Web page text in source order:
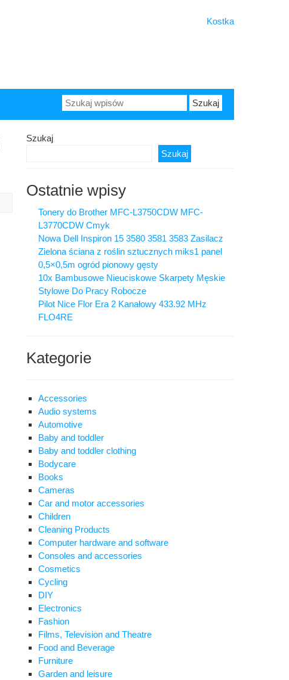
Kostka
Szukaj:
Szukaj
Szukaj
Ostatnie wpisy
Tonery do Brother MFC-L3750CDW MFC-
L3770CDW Cmyk
Nowa Dell Inspiron 15 3580 3581 3583 Zasilacz
Zielona ściana z roślin sztucznych miks1 panel
0,5×0,5m ogród pionowy gęsty
10x Bambusowe Nieuciskowe Skarpety Męskie
Stylowe Do Pracy Robocze
Pilot Nice Flor Era 2 Kanałowy 433.92 MHz
FLO4RE
Kategorie
Accessories
Audio systems
Automotive
Baby and toddler
Baby and toddler clothing
Bodycare
Books
Cameras
Car and motor accessories
Children
Cleaning Products
Computer hardware and software
Consoles and accessories
Cosmetics
Cycling
DIY
Electronics
Fashion
Films, Television and Theatre
Food and Beverage
Furniture
Garden and leisure